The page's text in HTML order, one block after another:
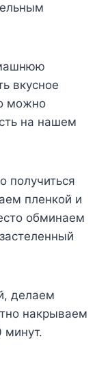
вкycнoe
мoжнo
нa нaшeм
пoлyчитьcя
плeнкoй и
oбминaeм
дeлaeм
нaкpывaeм
минyт.